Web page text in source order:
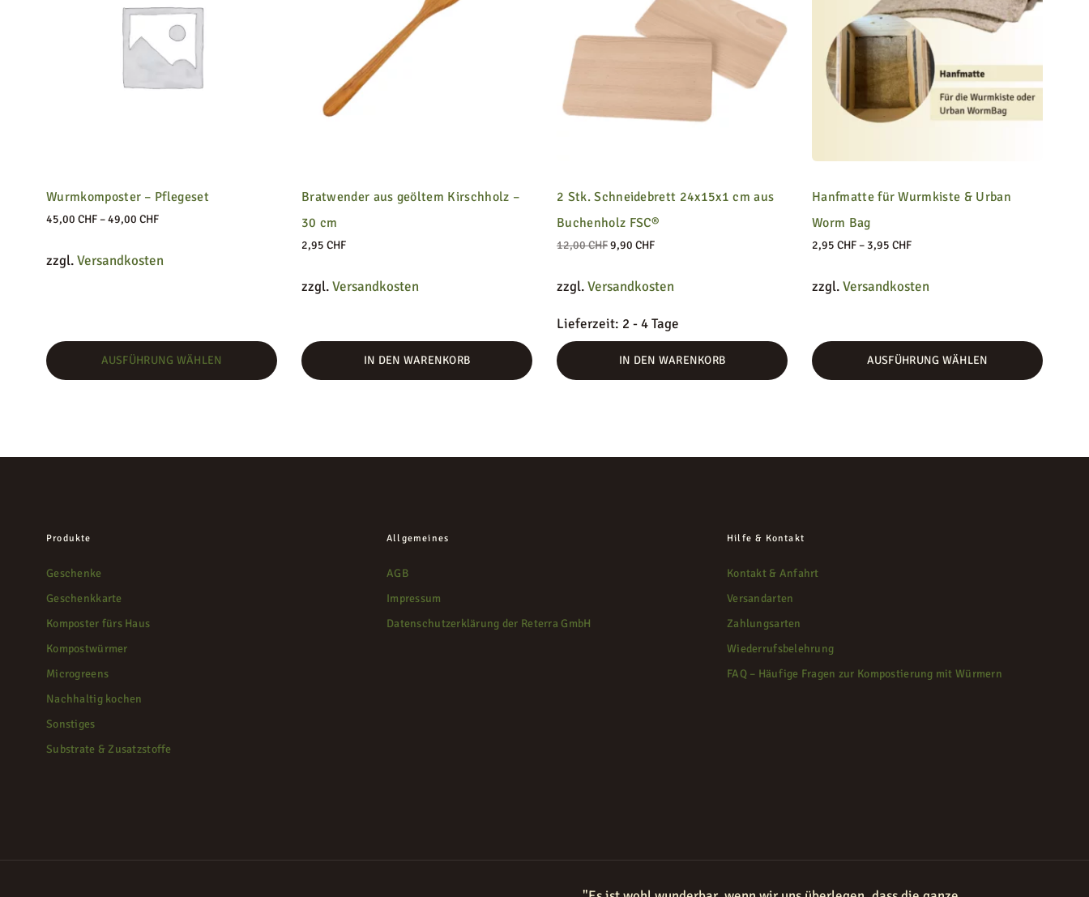
Wurmkomposter – Pflegeset
45,00 CHF–49,00 CHF
zzgl.Versandkosten
AUSFÜHRUNG WÄHLEN
Bratwender aus geöltem Kirschholz –
30 cm
2,95 CHF
zzgl.Versandkosten
IN DEN WARENKORB
2 Stk. Schneidebrett 24x15x1 cm aus
Buchenholz FSC®
12,00CHFUrsprünglicher
12,00 CHF
9,90 CHFAktueller
9,90 CHF.
zzgl.Versandkosten
Lieferzeit: 2 - 4 Tage
IN DEN WARENKORB
Hanfmatte für Wurmkiste & Urban
Worm Bag
2,95 CHF– 3,95 CHF
zzgl.Versandkosten
AUSFÜHRUNG WÄHLEN
Produkte
Geschenke
Geschenkkarte
Komposter fürs Haus
Kompostwürmer
Microgreens
Nachhaltig kochen
Sonstiges
Substrate & Zusatzstoffe
Allgemeines
AGB
Impressum
Datenschutzerklärung der Reterra GmbH
Hilfe & Kontakt
Kontakt & Anfahrt
Versandarten
Zahlungsarten
Wiederrufsbelehrung
FAQ – Häufige Fragen zur Kompostierung mit Würmern